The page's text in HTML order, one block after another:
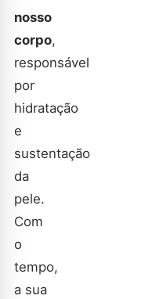
nosso
corpo,
responsável
por
hidratação
e
sustentação
da
pele.
Com
o
tempo,
a sua